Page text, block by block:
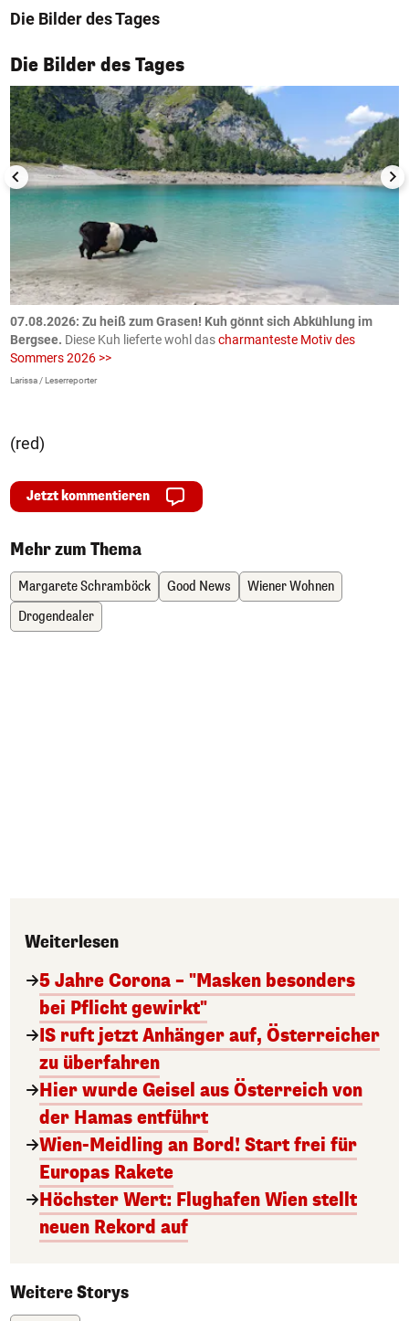
Die Bilder des Tages
Die Bilder des Tages
1/50
07.08.2026: Zu heiß zum Grasen! Kuh gönnt sich Abkühlung im
Bergsee. Diese Kuh lieferte wohl dascharmanteste Motiv des
Sommers 2026 >>
Larissa / Leserreporter
(red)
Jetzt kommentieren
Mehr zum Thema
Margarete Schramböck Good News
Wiener Wohnen
Drogendealer
Weiterlesen
5 Jahre Corona – "Masken besonders
bei Pflicht gewirkt"
IS ruft jetzt Anhänger auf, Österreicher
zu überfahren
Hier wurde Geisel aus Österreich von
der Hamas entführt
Wien-Meidling an Bord! Start frei für
Europas Rakete
Höchster Wert: Flughafen Wien stellt
neuen Rekord auf
Weitere Storys